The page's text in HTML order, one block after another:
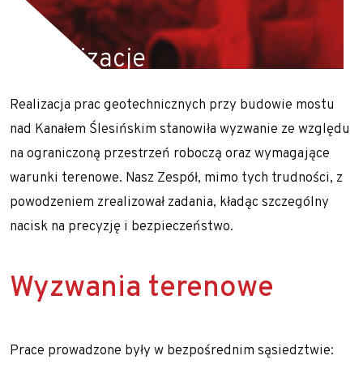
Ścianki szczelne
Ściany berlińskie
Zabezpieczenie skarp i zboczy
Dreny
Gwoździe gruntowe
Ściągi gruntowe
Siatki stalowe – zabezpieczenie zboczy
Torkret – beton natryskowy
Iniekcja uszczelniająca
Przesłony DSM
Realizacje
Realizujemy prace geotechniczne na terenie całej
Polski oraz Europy m.in. Słowacji, Czech, Austrii i
Niemiec.
Realizacja prac geotechnicznych przy budowie mostu
nad Kanałem Ślesińskim stanowiła wyzwanie ze względu
na ograniczoną przestrzeń roboczą oraz wymagające
warunki terenowe. Nasz Zespół, mimo tych trudności, z
powodzeniem zrealizował zadania, kładąc szczególny
nacisk na precyzję i bezpieczeństwo.
Wyzwania terenowe
Prace prowadzone były w bezpośrednim sąsiedztwie: